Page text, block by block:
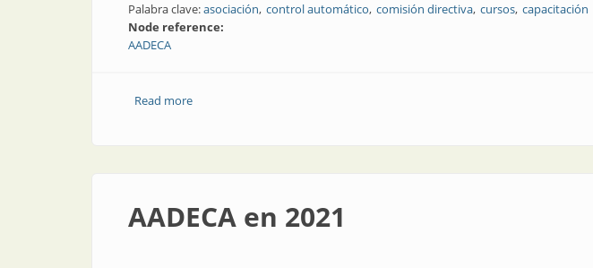
Palabra clave:asociación control automático comisión directiva cursos capacitación
Node reference:
AADECA
Read moreabout ¿Qué estuvo pasando en AADECA?
AADECA en 2021